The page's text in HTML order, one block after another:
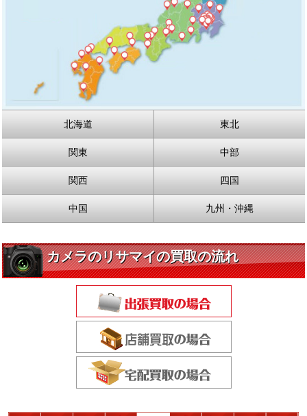
北海道 東北
関東 中部
関西 四国
中国 九州・沖縄